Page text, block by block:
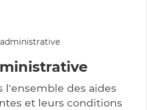
l'ensemble des aides
et leurs conditions